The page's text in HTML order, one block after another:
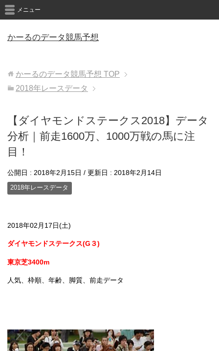
かーるのデータ競馬予想
メニュー
かーるのデータ競馬予想 TOP
2018年レースデータ
【ダイヤモンドステークス2018】データ
分析｜前走1600万、1000万戦の馬に注
目！
公開日 : 2018年2月15日 / 更新日 : 2018年2月14日
2018年レースデータ
2018年02月17日(土)
ダイヤモンドステークス(G３)
東京芝3400m
人気、枠順、年齢、脚質、前走データ